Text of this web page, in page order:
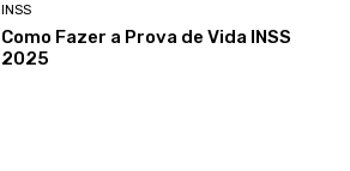
INSS
Como Fazer a Prova de Vida INSS
2025